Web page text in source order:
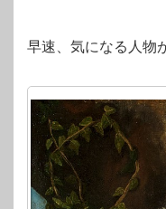
早速、気になる人物